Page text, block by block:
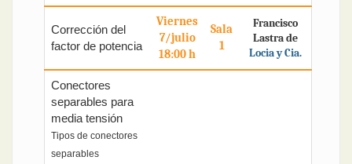
Corrección del
factor de potencia
Viernes
7/julio
18:00 h
Sala
1
Francisco
Lastra de
Locia y Cia.
Conectores
separables para
media tensión
Tipos de conectores
separables